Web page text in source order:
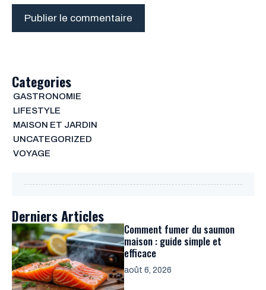
Categories
GASTRONOMIE
LIFESTYLE
MAISON ET JARDIN
UNCATEGORIZED
VOYAGE
Derniers Articles
Comment fumer du saumon
maison : guide simple et
efficace
août 6, 2026